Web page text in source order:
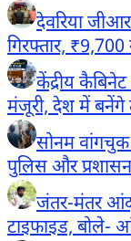
देवरिया
गिरफ्तार,
केंद्रीय
मंजूरी, देश में बनेंगे
सोनम वांगचुक
पुलिस और
जंतर-मंतर
टाइफाइड, बोले-